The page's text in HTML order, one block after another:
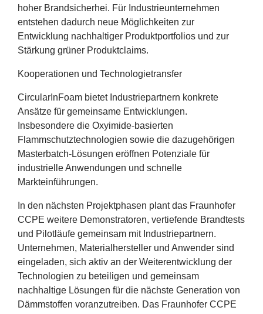
hoher Brandsicherhei. Für Industrieunternehmen
entstehen dadurch neue Möglichkeiten zur
Entwicklung nachhaltiger Produktportfolios und zur
Stärkung grüner Produktclaims.
Kooperationen und Technologietransfer
CircularInFoam bietet Industriepartnern konkrete
Ansätze für gemeinsame Entwicklungen.
Insbesondere die Oxyimide-basierten
Flammschutztechnologien sowie die dazugehörigen
Masterbatch-Lösungen eröffnen Potenziale für
industrielle Anwendungen und schnelle
Markteinführungen.
In den nächsten Projektphasen plant das Fraunhofer
CCPE weitere Demonstratoren, vertiefende Brandtests
und Pilotläufe gemeinsam mit Industriepartnern.
Unternehmen, Materialhersteller und Anwender sind
eingeladen, sich aktiv an der Weiterentwicklung der
Technologien zu beteiligen und gemeinsam
nachhaltige Lösungen für die nächste Generation von
Dämmstoffen voranzutreiben. Das Fraunhofer CCPE